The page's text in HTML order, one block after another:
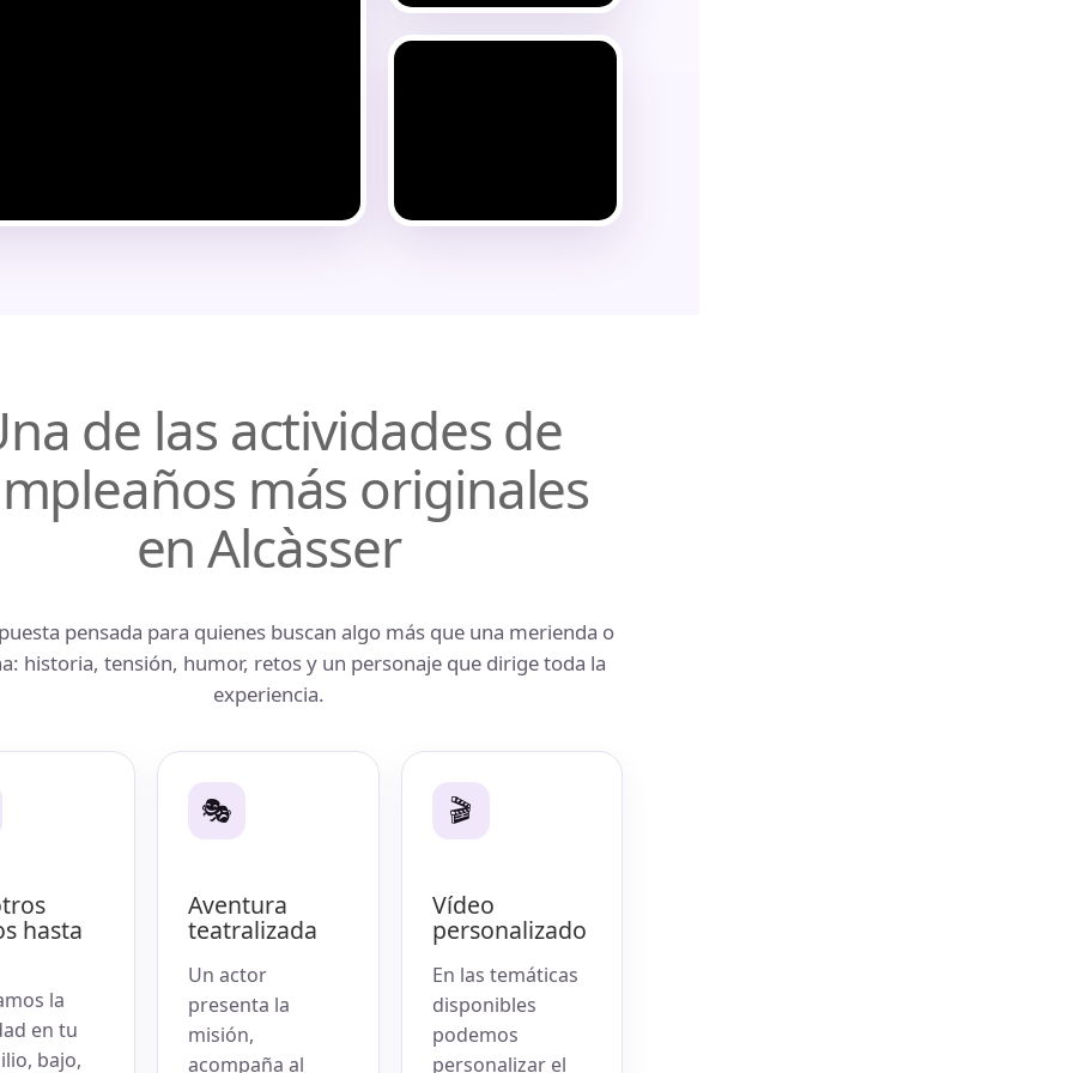
de las actividades de
más originales
en Alcàsser
pensada para quienes buscan algo más que una merienda o
historia, tensión, humor, retos y un personaje que dirige toda la
experiencia.
hasta
la
en tu
bajo,
🎭
Aventura
teatralizada
Un actor
presenta la
misión,
acompaña al
🎬
Vídeo
personalizado
En las temáticas
disponibles
podemos
personalizar el